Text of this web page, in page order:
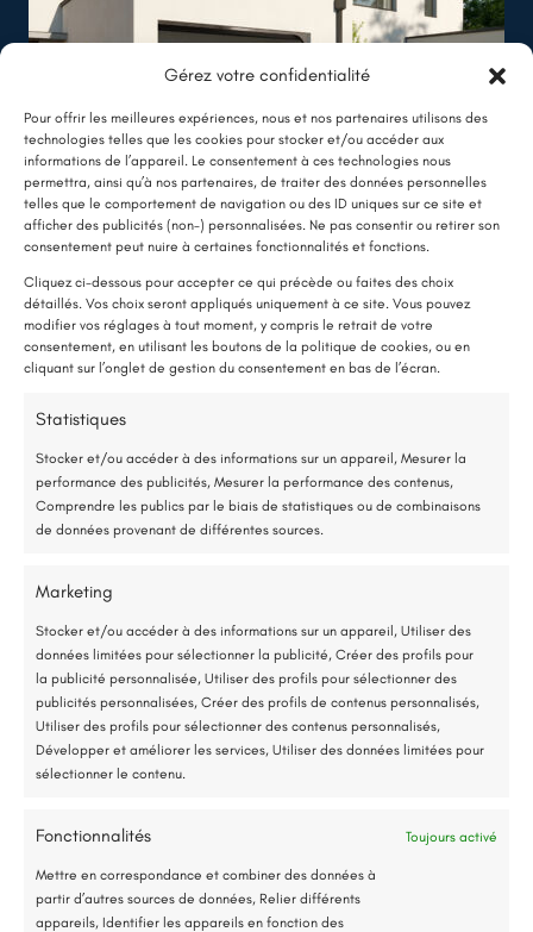
Gérez votre confidentialité
Pour offrir les meilleures expériences, nous et nos partenaires utilisons des
technologies telles que les cookies pour stocker et/ou accéder aux
informations de l’appareil. Le consentement à ces technologies nous
permettra, ainsi qu’à nos partenaires, de traiter des données personnelles
telles que le comportement de navigation ou des ID uniques sur ce site et
afficher des publicités (non-) personnalisées. Ne pas consentir ou retirer son
consentement peut nuire à certaines fonctionnalités et fonctions.
Cliquez ci-dessous pour accepter ce qui précède ou faites des choix
détaillés. Vos choix seront appliqués uniquement à ce site. Vous pouvez
modifier vos réglages à tout moment, y compris le retrait de votre
consentement, en utilisant les boutons de la politique de cookies, ou en
cliquant sur l’onglet de gestion du consentement en bas de l’écran.
Statistiques
Stocker et/ou accéder à des informations sur un appareil, Mesurer la
performance des publicités, Mesurer la performance des contenus,
Comprendre les publics par le biais de statistiques ou de combinaisons
de données provenant de différentes sources.
Marketing
Stocker et/ou accéder à des informations sur un appareil, Utiliser des
données limitées pour sélectionner la publicité, Créer des profils pour
la publicité personnalisée, Utiliser des profils pour sélectionner des
publicités personnalisées, Créer des profils de contenus personnalisés,
Utiliser des profils pour sélectionner des contenus personnalisés,
Développer et améliorer les services, Utiliser des données limitées pour
sélectionner le contenu.
Fonctionnalités Toujours activé
Mettre en correspondance et combiner des données à
partir d’autres sources de données, Relier différents
appareils, Identifier les appareils en fonction des
Bouchemaine (49)
Hydrofuge coloré sur une toiture de maison
Lire plus
02 52 35 26 70
LE SAVIEZ-VOUS ?
Une pompe à chaleur (PAC) utilise très peu d’électricité : elle consomme
environ 1 kWh pour générer 4 kWh de chaleur.
Une solution performante et économique
75 % de l’énergie provient des calories naturellement présentes dans
Étude gratuite et sans engagement
*Aides de l’État disponibles selon votre revenu fiscal
Accompagnement administratif et financier complet
Jusqu’à 80% de prise en charge*